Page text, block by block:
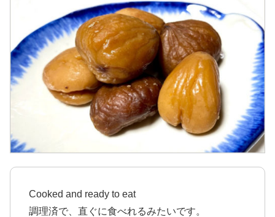
Cooked and ready to eat
調理済で、直ぐに食べれるみたいです。